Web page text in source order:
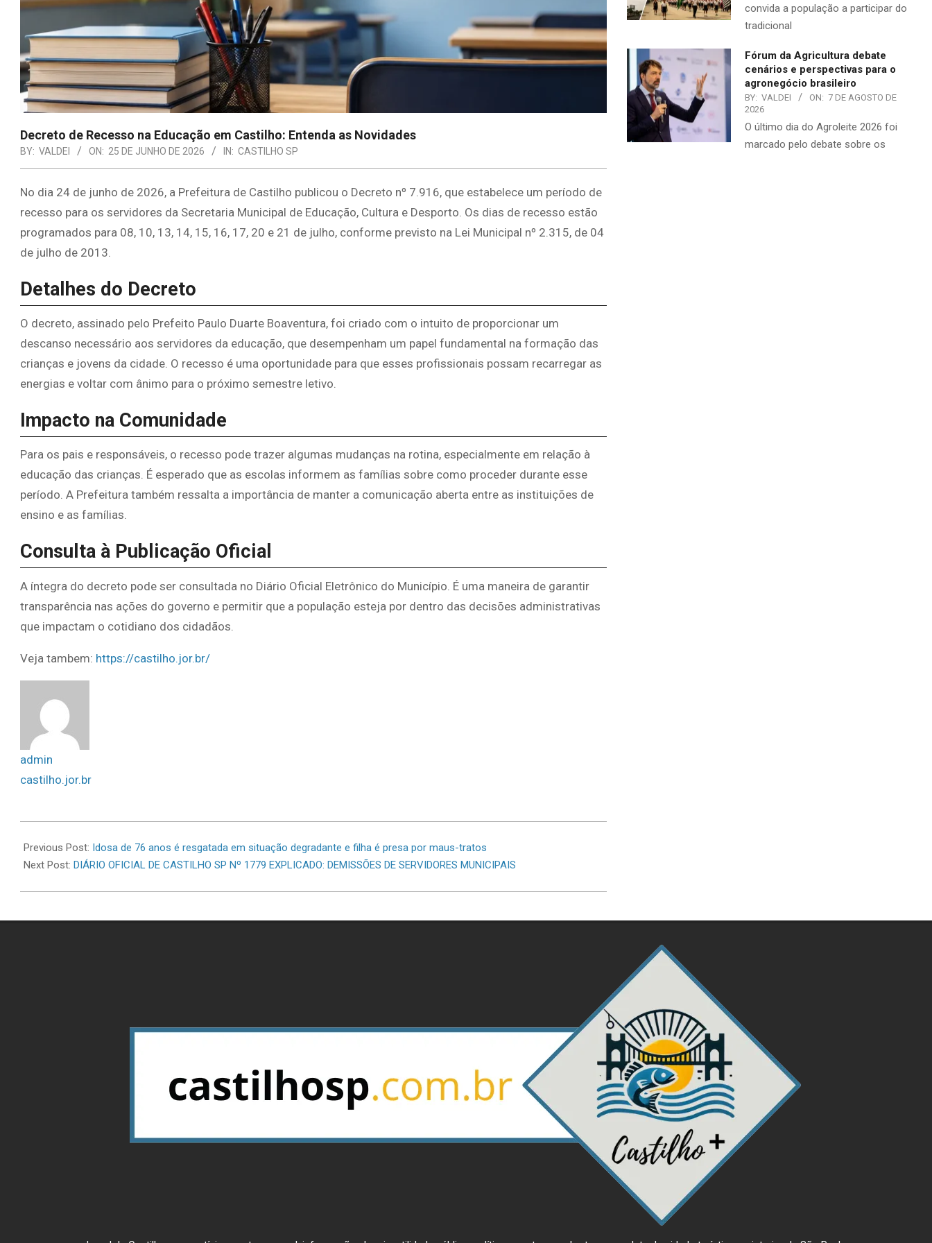
Decreto de Recesso na Educação em Castilho: Entenda as Novidades
BY: VALDEI ON: 25 DE JUNHO DE 2026 IN: CASTILHO SP
No dia 24 de junho de 2026, a Prefeitura de Castilho publicou o Decreto nº 7.916, que estabelece um período de
recesso para os servidores da Secretaria Municipal de Educação, Cultura e Desporto. Os dias de recesso estão
programados para 08, 10, 13, 14, 15, 16, 17, 20 e 21 de julho, conforme previsto na Lei Municipal nº 2.315, de 04
de julho de 2013.
Detalhes do Decreto
O decreto, assinado pelo Prefeito Paulo Duarte Boaventura, foi criado com o intuito de proporcionar um
descanso necessário aos servidores da educação, que desempenham um papel fundamental na formação das
crianças e jovens da cidade. O recesso é uma oportunidade para que esses profissionais possam recarregar as
energias e voltar com ânimo para o próximo semestre letivo.
Impacto na Comunidade
Para os pais e responsáveis, o recesso pode trazer algumas mudanças na rotina, especialmente em relação à
educação das crianças. É esperado que as escolas informem as famílias sobre como proceder durante esse
período. A Prefeitura também ressalta a importância de manter a comunicação aberta entre as instituições de
ensino e as famílias.
Consulta à Publicação Oficial
A íntegra do decreto pode ser consultada no Diário Oficial Eletrônico do Município. É uma maneira de garantir
transparência nas ações do governo e permitir que a população esteja por dentro das decisões administrativas
que impactam o cotidiano dos cidadãos.
Veja tambem: https://castilho.jor.br/
admin
castilho.jor.br
06-
25
Previous Post: Idosa de 76 anos é resgatada em situação degradante e filha é presa por maus-tratos
Next Post: DIÁRIO OFICIAL DE CASTILHO SP Nº 1779 EXPLICADO: DEMISSÕES DE SERVIDORES MUNICIPAIS
convida a população a participar do
tradicional
Fórum da Agricultura debate
cenários e perspectivas para o
agronegócio brasileiro
BY: VALDEI ON: 7 DE AGOSTO DE
2026
O último dia do Agroleite 2026 foi
marcado pelo debate sobre os